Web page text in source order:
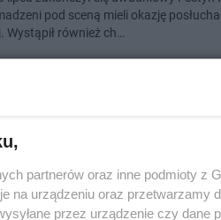
pod sceną mieli okazję
również ch…
i Partycja Markowska
partnerów oraz inne podmioty z
na urządzeniu oraz przetwarzamy
przez urządzenie czy dane